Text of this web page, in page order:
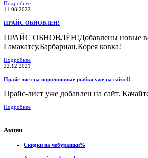
Подробнее
11.08.2022
ПРАЙС ОБНОВЛЁН!
ПРАЙС ОБНОВЛЁН!Добавлены новые
Гамакатсу,Барбариан,Корея ковка!
Подробнее
22.12.2021
Прайс лист на поролоновые рыбки уже на сайте!!
Прайс-лист уже добавлен на сайт.
Подробнее
Акции
Скидки на чебурашки%